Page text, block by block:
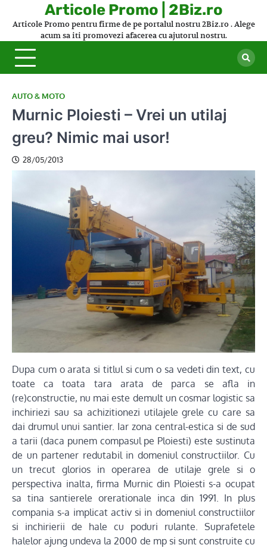
Articole Promo | 2Biz.ro
Articole Promo pentru firme de pe portalul nostru 2Biz.ro . Alege
acum sa iti promovezi afacerea cu ajutorul nostru.
AUTO & MOTO
Murnic Ploiesti – Vrei un utilaj
greu? Nimic mai usor!
28/05/2013
Dupa cum o arata si titlul si cum o sa vedeti din text, cu
toate ca toata tara arata de parca se afla in
(re)constructie, nu mai este demult un cosmar logistic sa
inchiriezi sau sa achizitionezi utilajele grele cu care sa
dai drumul unui santier. Iar zona central-estica si de sud
a tarii (daca punem compasul pe Ploiesti) este sustinuta
de un partener redutabil in domeniul constructiilor. Cu
un trecut glorios in operarea de utilaje grele si o
perspectiva inalta, firma Murnic din Ploiesti s-a ocupat
sa tina santierele orerationale inca din 1991. In plus
compania s-a implicat activ si in domeniul constructiilor
si inchirierii de hale cu poduri rulante. Suprafetele
halelor ajung undeva la 2000 de mp si sunt construite cu